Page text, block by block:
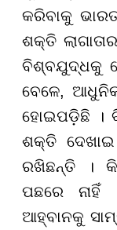
କରିବାକୁ
ଶକ୍ତି
ବିଶ୍ବଯୁଦ୍ଧକୁ
ବେଳେ,
ହୋଇପଡ଼ିଛି ।
ଶକ୍ତି
ରଖିଛନ୍ତି ।
ପଛରେ
ଆହ୍ବାନକୁ